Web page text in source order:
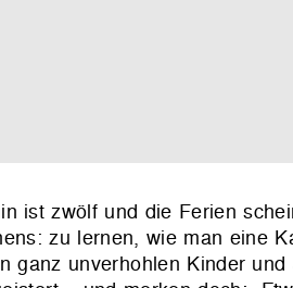
ist zwölf und die Ferien
zu lernen, wie man eine
ganz unverhohlen Kinder